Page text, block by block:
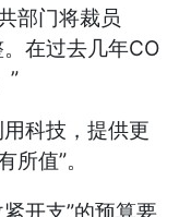
部门将裁员
在过去几年CO
”
科技，提供更
值”。